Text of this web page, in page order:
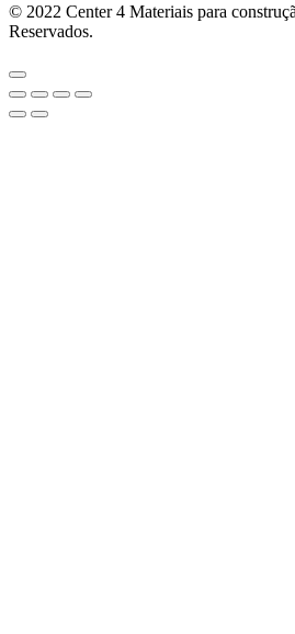
© 2022 Center 4 Materiais para
Reservados.